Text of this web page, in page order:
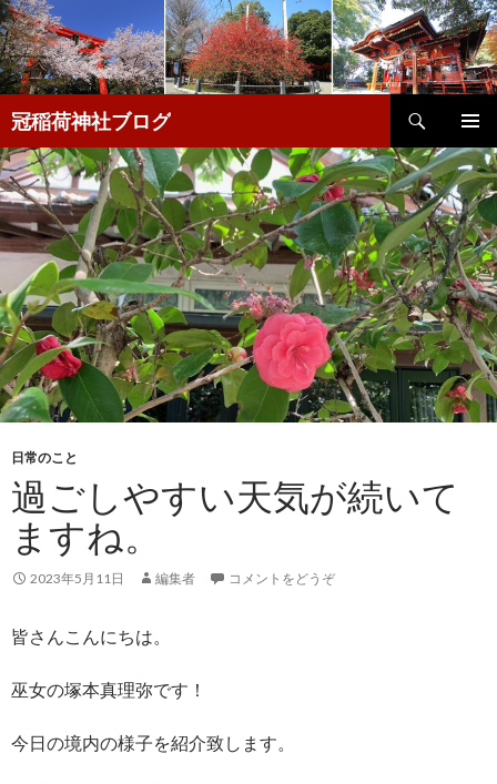
冠稲荷神社ブログ
索
メインメ
ニュー
ン
テ
ン
ツ
へ
移
動
日常のこと
過ごしやすい天気が続いて
ますね。
2023年5月11日 編集者 コメントをどうぞ
皆さんこんにちは。
巫女の塚本真理弥です！
今日の境内の様子を紹介致します。